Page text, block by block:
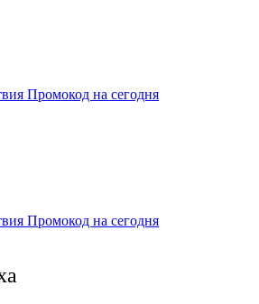
Промокод на сегодня
Промокод на сегодня